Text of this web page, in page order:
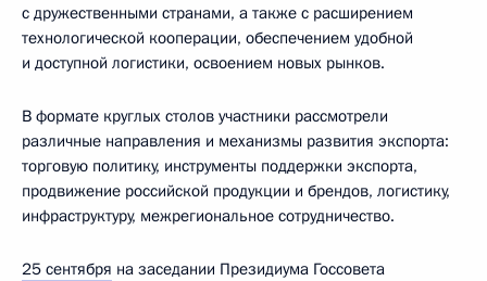
с дружественными странами, а также с расширением
технологической кооперации, обеспечением удобной
и доступной логистики, освоением новых рынков.
В формате круглых столов участники рассмотрели
различные направления и механизмы развития экспорта:
торговую политику, инструменты поддержки экспорта,
продвижение российской продукции и брендов, логистику,
инфраструктуру, межрегиональное сотрудничество.
25 сентября на заседании Президиума Госсовета